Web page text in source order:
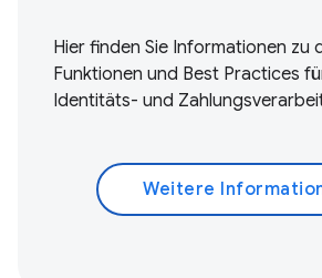
Hier finden Sie Informationen zu
Funktionen und Best Practices
Identitäts- und
Weitere